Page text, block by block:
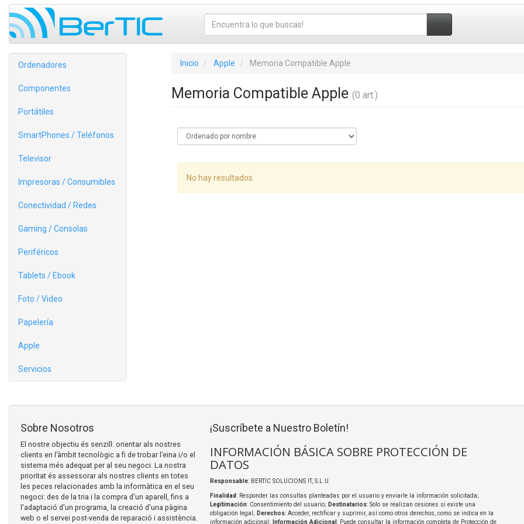
Ordenadores
Componentes
Portátiles
SmartPhones / Teléfonos
Televisor
Impresoras / Consumibles
Conectividad / Redes
Gaming / Consolas
Periféricos
Tablets / Ebook
Foto / Video
Papelería
Apple
Servicios
Inicio Apple Memoria Compatible Apple
Memoria Compatible Apple (0 art.)
No hay resultados.
Sobre Nosotros
El nostre objectiu és senzill: orientar als nostres
clients en l’àmbit tecnològic a fi de trobar l’eina i/o el
sistema més adequat per al seu negoci. La nostra
prioritat és assessorar als nostres clients en totes
les peces relacionades amb la informàtica en el seu
negoci: des de la tria i la compra d'un aparell, fins a
l'adaptació d'un programa, la creació d'una pàgina
web o el servei post-venda de reparació i assistència.
¡Suscríbete a Nuestro Boletín!
INFORMACIÓN BÁSICA SOBRE PROTECCIÓN DE
DATOS
Responsable: BERTIC SOLUCIONS IT, S.L.U.
Finalidad: Responder las consultas planteadas por el usuario y enviarle la información solicitada;
Legitimación: Consentimiento del usuario; Destinatarios: Solo se realizan cesiones si existe una
obligación legal; Derechos: Acceder, rectificar y suprimir, así como otros derechos, como se indica en la
información adicional;
Información Adicional : Puede consultar la información completa de Protección de